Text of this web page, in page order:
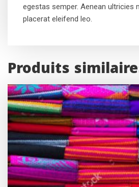
egestas semper. Aenean ultricies
placerat eleifend leo.
Produits